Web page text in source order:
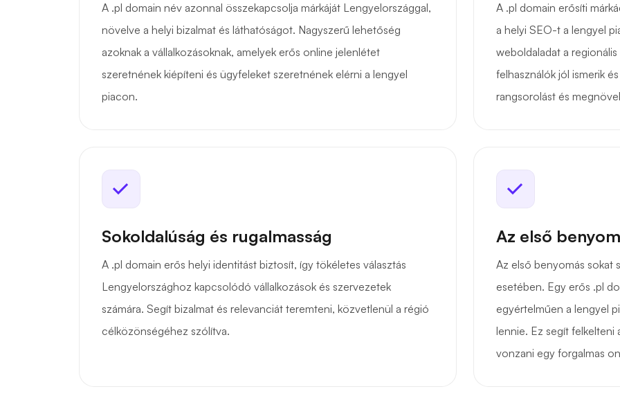
A .pl domain név azonnal összekapcsolja márkáját Lengyelországgal,
növelve a helyi bizalmat és láthatóságot. Nagyszerű lehetőség
azoknak a vállalkozásoknak, amelyek erős online jelenlétet
szeretnének kiépíteni és ügyfeleket szeretnének elérni a lengyel
piacon.
A .pl domain erősíti
a helyi SEO-t a lengyel
weboldaladat a
felhasználók jól ismerik
rangsorolást és
Sokoldalúság és rugalmasság
A .pl domain erős helyi identitást biztosít, így tökéletes választás
Lengyelországhoz kapcsolódó vállalkozások és szervezetek
számára. Segít bizalmat és relevanciát teremteni, közvetlenül a régió
célközönségéhez szólítva.
Az első
Az első benyomás sokat
esetében. Egy erős .pl
egyértelműen a lengyel
lennie. Ez segít
vonzani egy forgalmas